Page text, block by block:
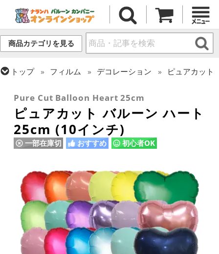
商品カテゴリを見る
トップ フィルム デコレーション
ピュアカット
無地フィルム(ヘリウム非対応)
Pure Cut Balloon Heart 25cm
ピュアカット バルーン ハート
25cm (10インチ)
一部在庫切 おすすめ 初心者OK